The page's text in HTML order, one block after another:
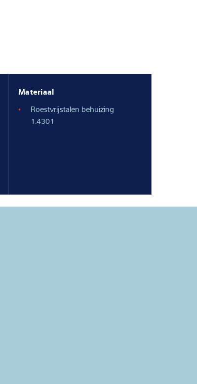
Materiaal
Roestvrijstalen behuizing
1.4301